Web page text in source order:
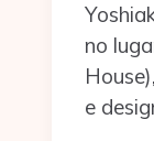
no
e